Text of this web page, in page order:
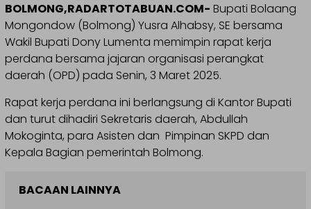
BOLMONG,RADARTOTABUAN.COM- Bupati Bolaang
Mongondow (Bolmong) Yusra Alhabsy, SE bersama
Wakil Bupati Dony Lumenta memimpin rapat kerja
perdana bersama jajaran organisasi perangkat
daerah (OPD) pada Senin, 3 Maret 2025.
Rapat kerja perdana ini berlangsung di Kantor Bupati
dan turut dihadiri Sekretaris daerah, Abdullah
Mokoginta, para Asisten dan Pimpinan SKPD dan
Kepala Bagian pemerintah Bolmong.
BACAAN LAINNYA